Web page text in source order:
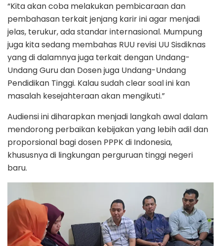
“Kita akan coba melakukan pembicaraan dan
pembahasan terkait jenjang karir ini agar menjadi
jelas, terukur, ada standar internasional. Mumpung
juga kita sedang membahas RUU revisi UU Sisdiknas
yang di dalamnya juga terkait dengan Undang-
Undang Guru dan Dosen juga Undang-Undang
Pendidikan Tinggi. Kalau sudah clear soal ini kan
masalah kesejahteraan akan mengikuti.”
Audiensi ini diharapkan menjadi langkah awal dalam
mendorong perbaikan kebijakan yang lebih adil dan
proporsional bagi dosen PPPK di Indonesia,
khususnya di lingkungan perguruan tinggi negeri
baru.